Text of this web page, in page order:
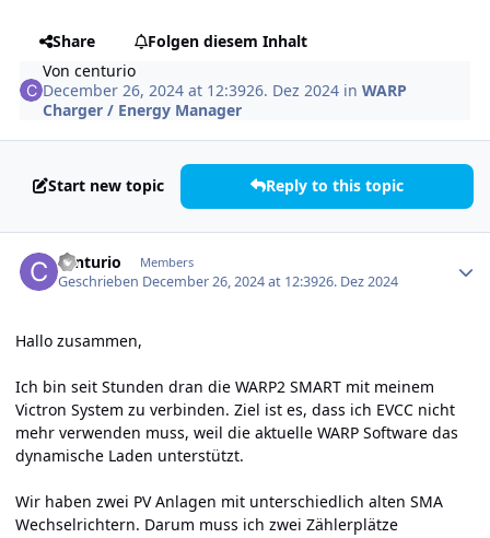
Share
Folgen diesem Inhalt
Voncenturio
December 26, 2024 at 12:3926. Dez 2024 inWARP
Charger / Energy Manager
Start new topic Reply to this topic
centurio Members
Geschrieben December 26, 2024 at 12:3926. Dez 2024
Hallo zusammen,
Ich bin seit Stunden dran die WARP2 SMART mit meinem
Victron System zu verbinden. Ziel ist es, dass ich EVCC nicht
mehr verwenden muss, weil die aktuelle WARP Software das
dynamische Laden unterstützt.
Wir haben zwei PV Anlagen mit unterschiedlich alten SMA
Wechselrichtern. Darum muss ich zwei Zählerplätze